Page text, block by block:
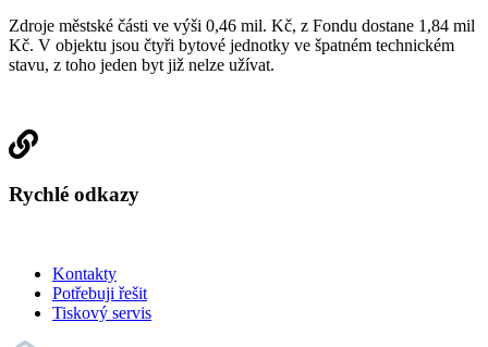
Zdroje městské části ve výši 0,46 mil. Kč, z Fondu dostane 1,84 mil
Kč. V objektu jsou čtyři bytové jednotky ve špatném technickém
stavu, z toho jeden byt již nelze užívat.
Rychlé odkazy
Kontakty
Potřebuji řešit
Tiskový servis